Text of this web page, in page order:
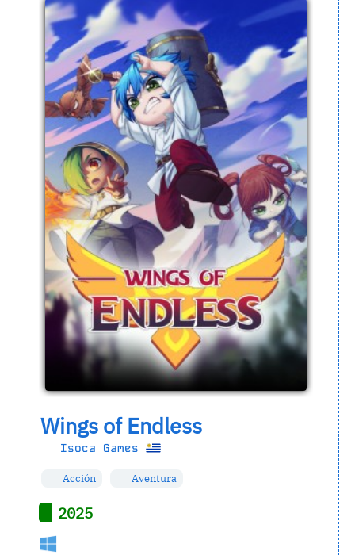
Wings of Endless
Isoca Games
Acción Aventura
2025